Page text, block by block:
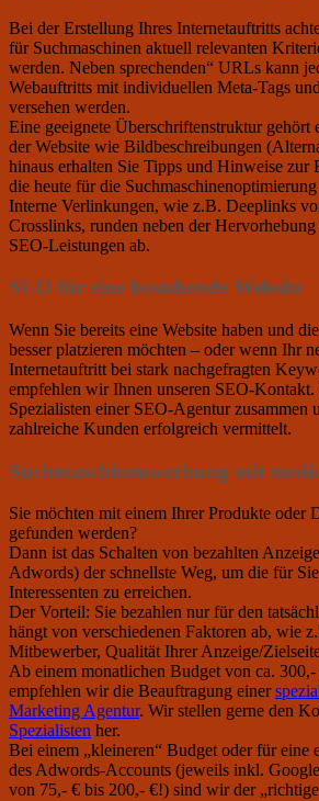
Bei der Erstellung Ihres Internetauftritts
für Suchmaschinen aktuell relevanten
werden. Neben sprechenden“ URLs kann
Webauftritts mit individuellen Meta-Tags
versehen werden.
Eine geeignete Überschriftenstruktur gehört
der Website wie Bildbeschreibungen
hinaus erhalten Sie Tipps und Hinweise zur
die heute für die
Interne Verlinkungen, wie z.B. Deeplinks
Crosslinks, runden neben der
SEO-Leistungen ab.
SEO für eine bestehende Website
Wenn Sie bereits eine Website haben und
besser platzieren möchten – oder wenn Ihr
Internetauftritt bei stark nachgefragten
empfehlen wir Ihnen unseren SEO-
Spezialisten einer SEO-Agentur zusammen
zahlreiche Kunden erfolgreich vermittelt.
Suchmaschinenwerbung mit
Sie möchten mit einem Ihrer Produkte oder
gefunden werden?
Dann ist das Schalten von bezahlten
Adwords) der schnellste Weg, um die für
Interessenten zu erreichen.
Der Vorteil: Sie bezahlen nur für den
hängt von verschiedenen Faktoren ab, wie
Mitbewerber, Qualität Ihrer Anzeige/
Ab einem monatlichen Budget von ca.
empfehlen wir die Beauftragung einer
Marketing Agentur. Wir stellen gerne den
Spezialisten her.
Bei einem „kleineren“ Budget oder für eine
des Adwords-Accounts (jeweils inkl.
von 75,- € bis 200,- €!) sind wir der